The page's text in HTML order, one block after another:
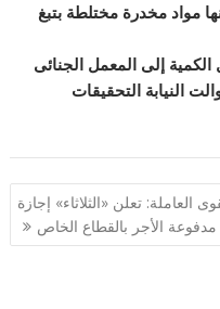
فيها بأنها مواد مخدرة مختلطة بتبغ
الكمية إلى المعمل الجنائى
النيابة التحقيقات
العاملة: تعلن «الثلاثاء» إجازة
مدفوعة الأجر بالقطاع الخاص